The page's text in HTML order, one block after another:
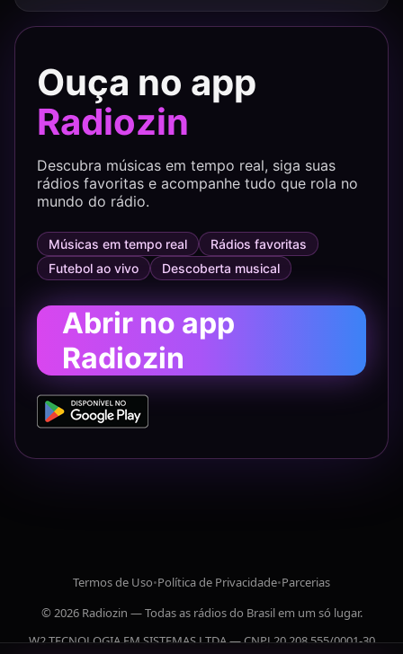
Ouça no app
Radiozin
Descubra músicas em tempo real, siga suas
rádios favoritas e acompanhe tudo que rola no
mundo do rádio.
Músicas em tempo real
Rádios favoritas
Futebol ao vivo
Descoberta musical
Abrir no app
Radiozin
Termos de Uso•Política de Privacidade•Parcerias
© 2026 Radiozin — Todas as rádios do Brasil em um só lugar.
W2 TECNOLOGIA EM SISTEMAS LTDA — CNPJ 20.208.555/0001-30